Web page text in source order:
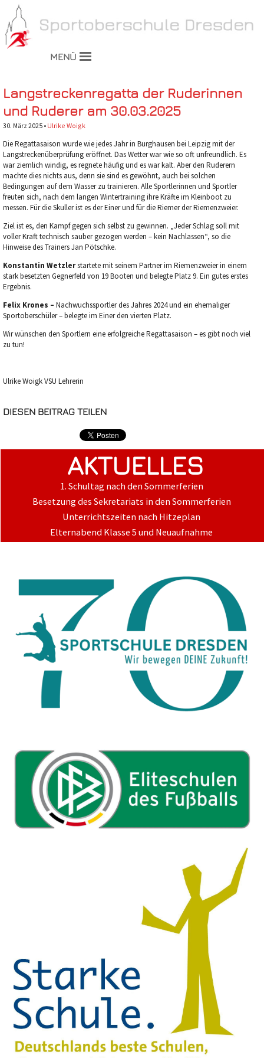
MENÜ
Langstreckenregatta der Ruderinnen
und Ruderer am 30.03.2025
30. März 2025 • Ulrike Woigk
Die Regattasaison wurde wie jedes Jahr in Burghausen bei Leipzig mit der
Langstreckenüberprüfung eröffnet. Das Wetter war wie so oft unfreundlich. Es
war ziemlich windig, es regnete häufig und es war kalt. Aber den Ruderern
machte dies nichts aus, denn sie sind es gewöhnt, auch bei solchen
Bedingungen auf dem Wasser zu trainieren. Alle Sportlerinnen und Sportler
freuten sich, nach dem langen Wintertraining ihre Kräfte im Kleinboot zu
messen. Für die Skuller ist es der Einer und für die Riemer der Riemenzweier.
Ziel ist es, den Kampf gegen sich selbst zu gewinnen. „Jeder Schlag soll mit
voller Kraft technisch sauber gezogen werden – kein Nachlassen“, so die
Hinweise des Trainers Jan Pötschke.
Konstantin Wetzlerstartete mit seinem Partner im Riemenzweier in einem
stark besetzten Gegnerfeld von 19 Booten und belegte Platz 9. Ein gutes erstes
Ergebnis.
Felix Krones – Nachwuchssportler des Jahres 2024 und ein ehemaliger
Sportoberschüler – belegte im Einer den vierten Platz.
Wir wünschen den Sportlern eine erfolgreiche Regattasaison – es gibt noch viel
zu tun!
Ulrike Woigk VSU Lehrerin
DIESEN BEITRAG TEILEN
AKTUELLES
1. Schultag nach den Sommerferien
Besetzung des Sekretariats in den Sommerferien
Unterrichtszeiten nach Hitzeplan
Elternabend Klasse 5 und Neuaufnahme